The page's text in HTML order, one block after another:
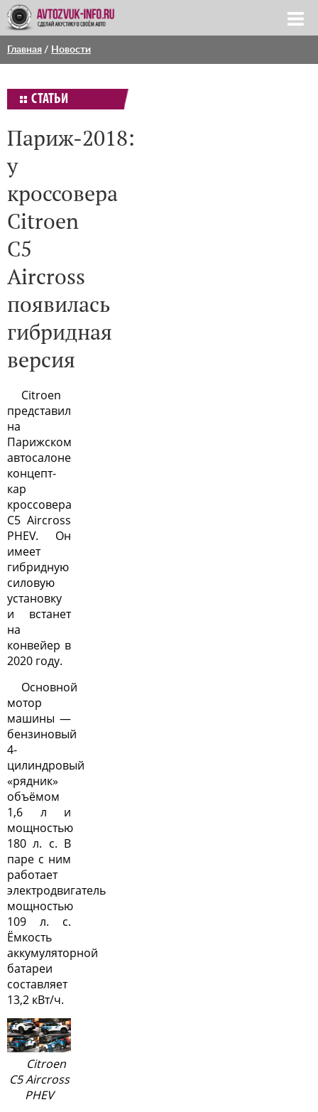
Главная / Новости
СТАТЬИ
Париж-2018:
у
кроссовера
Citroen
C5
Aircross
появилась
гибридная
версия
Citroen
представил
на
Парижском
автосалоне
концепт-
кар
кроссовера
C5 Aircross
PHEV. Он
имеет
гибридную
силовую
установку
и встанет
на
конвейер в
2020 году.
Основной
мотор
машины —
бензиновый
4-
цилиндровый
«рядник»
объёмом
1,6 л и
мощностью
180 л. с. В
паре с ним
работает
электродвигатель
мощностью
109 л. с.
Ёмкость
аккумуляторной
батареи
составляет
13,2 кВт/ч.
Citroen
C5 Aircross
PHEV